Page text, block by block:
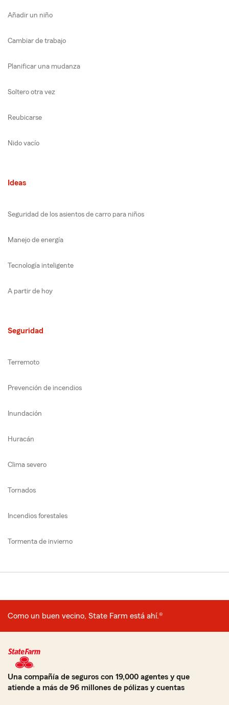
Añadir un niño
Cambiar de trabajo
Planificar una mudanza
Soltero otra vez
Reubicarse
Nido vacío
Ideas
Seguridad de los asientos de carro para niños
Manejo de energía
Tecnología inteligente
A partir de hoy
Seguridad
Terremoto
Prevención de incendios
Inundación
Huracán
Clima severo
Tornados
Incendios forestales
Tormenta de invierno
Como un buen vecino, State Farm está ahí.®
Una compañía de seguros con 19,000 agentes y que
atiende a más de 96 millones de pólizas y cuentas